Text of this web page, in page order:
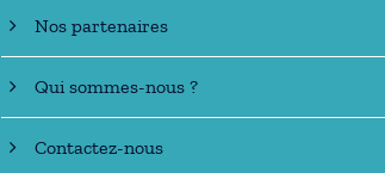
Nos partenaires
Qui sommes-nous ?
Contactez-nous